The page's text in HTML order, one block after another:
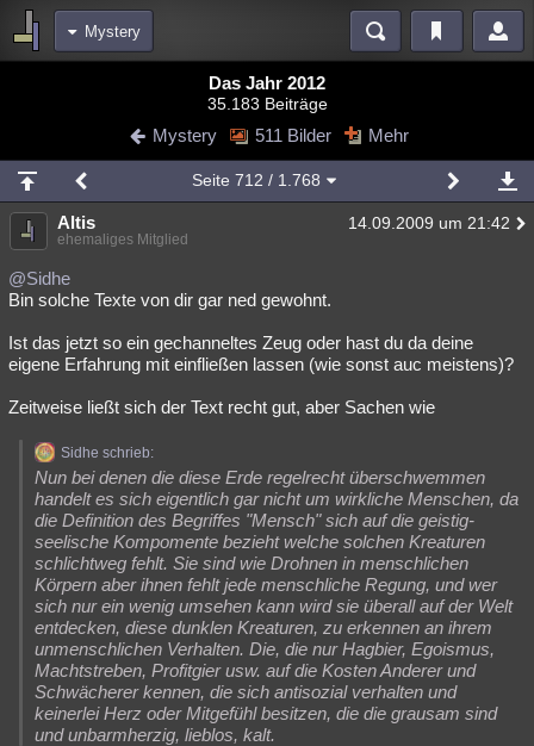
Mystery
Diskussionen Blogs Videos
Chat Wiki Neuigkeiten
meine Rubriken
Menschen Mystery Kriminalfälle
Spiritualität
weitere Rubriken
Astronomie
Musik Clash Verbesserungen Allmystery English
Übersichten
Besucht Teilgenommen Alle Neue Geschlossen
Lesenswert Schlüsselwörter
Das Jahr 2012
35.183 Beiträge
Mystery 511 Bilder Mehr
Seite 712 / 1.768
Altis 14.09.2009 um 21:42
ehemaliges Mitglied
@Sidhe
Bin solche Texte von dir gar ned gewohnt.
Ist das jetzt so ein gechanneltes Zeug oder hast du da deine
eigene Erfahrung mit einfließen lassen (wie sonst auc meistens)?
Zeitweise ließt sich der Text recht gut, aber Sachen wie
Sidhe schrieb:
Nun bei denen die diese Erde regelrecht überschwemmen
handelt es sich eigentlich gar nicht um wirkliche Menschen, da
die Definition des Begriffes "Mensch" sich auf die geistig-
seelische Kompomente bezieht welche solchen Kreaturen
schlichtweg fehlt. Sie sind wie Drohnen in menschlichen
Körpern aber ihnen fehlt jede menschliche Regung, und wer
sich nur ein wenig umsehen kann wird sie überall auf der Welt
entdecken, diese dunklen Kreaturen, zu erkennen an ihrem
unmenschlichen Verhalten. Die, die nur Hagbier, Egoismus,
Machtstreben, Profitgier usw. auf die Kosten Anderer und
Schwächerer kennen, die sich antisozial verhalten und
keinerlei Herz oder Mitgefühl besitzen, die die grausam sind
und unbarmherzig, lieblos, kalt.